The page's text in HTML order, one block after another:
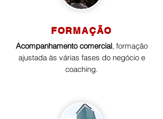
FORMAÇÃO
Acompanhamento comercial, formação
ajustada às várias fases do negócio e
coaching.